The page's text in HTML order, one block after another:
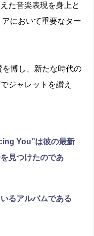
た音楽表現を身上と
において重要なター
博し、新たな時代の
ジャレットを讃え
You”は彼の最新
見つけたのであ
るアルバムである